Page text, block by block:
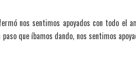
nos sentimos apoyados con todo el
que íbamos dando, nos sentimos